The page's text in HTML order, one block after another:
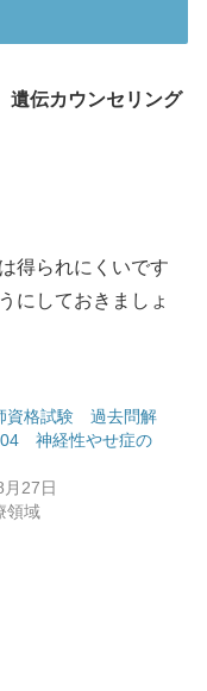
遺伝カウンセリング
得られにくいです
にしておきましょ
資格試験 過去問解
神経性やせ症の
27日
領域